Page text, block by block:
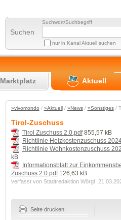
Suchen
Suchwort/Suchbegriff
nur in Kanal Aktuell suchen
Marktplatz Aktuell
»vivomondo / »Aktuell/ »News/ »Sonstiges/
Tirol-Zuschuss
Tirol Zuschuss 2.0.pdf855,57 kB
Richtlinie Heizkostenzuschuss
Richtlinie Wohnkostenzuschuss
kB
Informationsblatt zur
Zuschuss 2.0.pdf126,63 kB
verfasst von Stadtredaktion Wörgl
Seite drucken